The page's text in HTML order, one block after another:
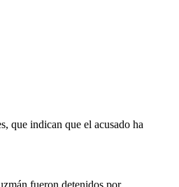
que indican que el acusado ha